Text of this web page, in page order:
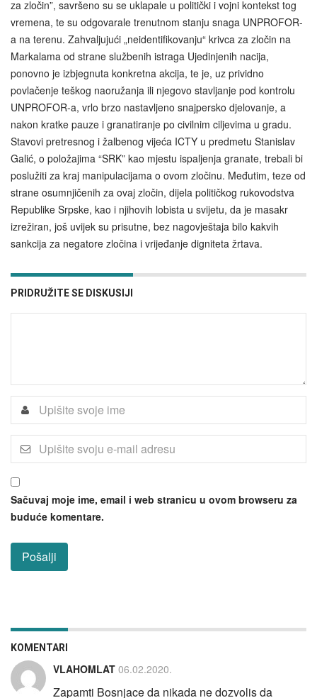
za zločin”, savršeno su se uklapale u politički i vojni kontekst tog
vremena, te su odgovarale trenutnom stanju snaga UNPROFOR-
a na terenu. Zahvaljujući „neidentifikovanju“ krivca za zločin na
Markalama od strane službenih istraga Ujedinjenih nacija,
ponovno je izbjegnuta konkretna akcija, te je, uz prividno
povlačenje teškog naoružanja ili njegovo stavljanje pod kontrolu
UNPROFOR-a, vrlo brzo nastavljeno snajpersko djelovanje, a
nakon kratke pauze i granatiranje po civilnim ciljevima u gradu.
Stavovi pretresnog i žalbenog vijeća ICTY u predmetu Stanislav
Galić, o položajima “SRK” kao mjestu ispaljenja granate, trebali bi
poslužiti za kraj manipulacijama o ovom zločinu. Međutim, teze od
strane osumnjičenih za ovaj zločin, dijela političkog rukovodstva
Republike Srpske, kao i njihovih lobista u svijetu, da je masakr
izrežiran, još uvijek su prisutne, bez nagovještaja bilo kakvih
sankcija za negatore zločina i vrijeđanje digniteta žrtava.
PRIDRUŽITE SE DISKUSIJI
Sačuvaj moje ime, email i web stranicu u ovom browseru za
buduće komentare.
KOMENTARI
VLAHOMLAT 06.02.2020.
Zapamti Bosnjace da nikada ne dozvolis da